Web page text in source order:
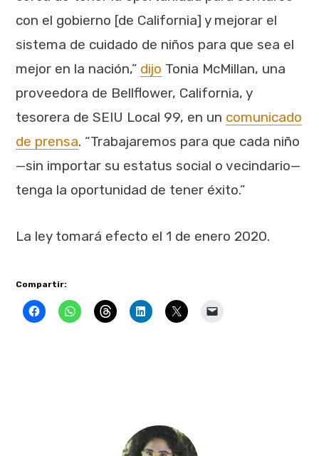
con el gobierno [de California] y mejorar el
sistema de cuidado de niños para que sea el
mejor en la nación,” dijo Tonia McMillan, una
proveedora de Bellflower, California, y
tesorera de SEIU Local 99, en un comunicado
de prensa. “Trabajaremos para que cada niño
—sin importar su estatus social o vecindario—
tenga la oportunidad de tener éxito.”
La ley tomará efecto el 1 de enero 2020.
Compartir: